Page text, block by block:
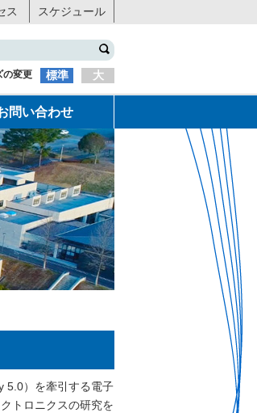
ス スケジュール
の変更 標準 大
問い合わせ
5.0）を牽引する電子
トロニクスの研究を